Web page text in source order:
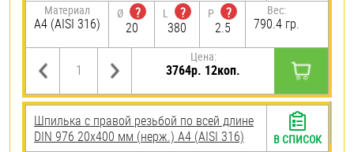
Материал
A4 (AISI 316)
Ø
?
20
L
?
380
P
?
2.5
Вес:
790.4 гр.
Цена:
3764р. 12коп.
Шпилька с правой резьбой по всей длине
DIN 976 20х400 мм (нерж.) A4 (AISI 316)
В СПИСОК